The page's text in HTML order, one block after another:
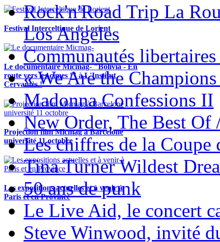
Festival Interceltique de Lorient
Le documentaire Micmag- "Bolivia - En
route vers les cimes !" à L'Institut
Cervantès !
Projection film Micmag à Barcelone
université 11 octobre
Les expositions actuelles et à venir à
Paris et en Province
Rock'n'Road Trip La
Los Angeles
Communautés libertaires
« We Are the
Madonna Confessions II
New Order, The Best Of
Les chiffres de la Coupe
Tina Turner Wildest
50 ans de punk
Le Live Aid, le concert
Steve Winwood, invité